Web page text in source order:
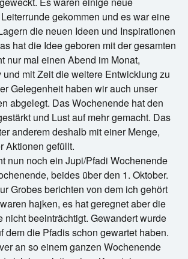
gekommen und es war eine
die neuen Ideen und Inspirationen
hat die Idee geboren mit der gesamten
nur mal einen Abend im Monat,
mit Zeit die weitere Entwicklung zu
Gelegenheit haben wir auch unser
abgelegt. Das Wochenende hat den
und Lust auf mehr gemacht. Das
anderem deshalb mit einer Menge,
Aktionen gefüllt.
nun noch ein Jupi/Pfadi Wochenende
beides über den 1. Oktober.
Grobes berichten von dem ich gehört
hajken, es hat geregnet aber die
nicht beeinträchtigt. Gewandert wurde
dem die Pfadis schon gewartet haben.
an so einem ganzen Wochenende